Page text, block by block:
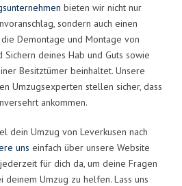
bieten wir nicht nur
sondern auch einen
Demontage und Montage von
Sichern deines Hab und Guts sowie
Besitztümer beinhaltet. Unsere
Umzugsexperten stellen sicher, dass
ankommen.
dein Umzug von Leverkusen nach
uns einfach über unsere Website
für dich da, um deine Fragen
Umzug zu helfen. Lass uns